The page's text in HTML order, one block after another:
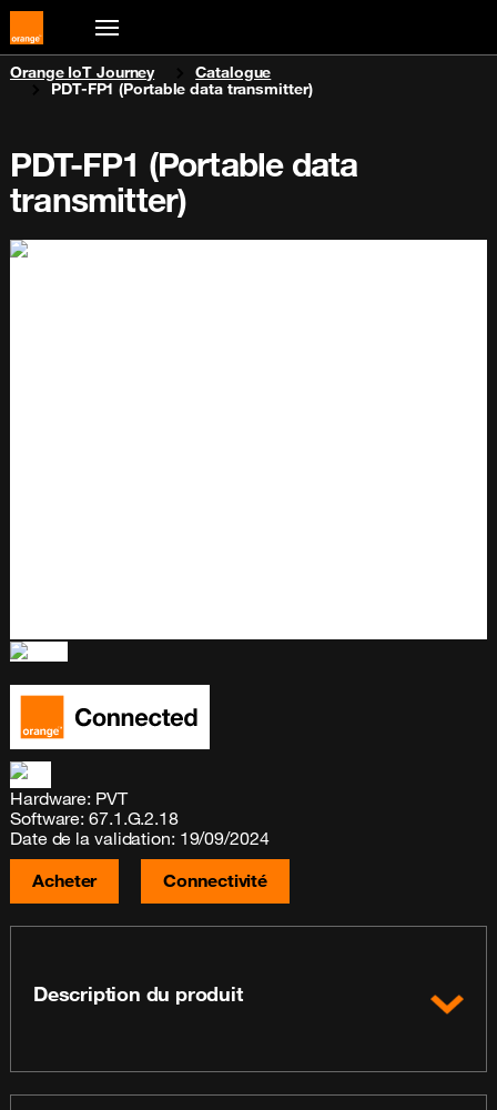
You are here:
Orange IoT Journey
Catalogue
PDT-FP1 (Portable data transmitter)
PDT-FP1 (Portable data
transmitter)
Hardware: PVT
Software: 67.1.G.2.18
Date de la validation: 19/09/2024
Acheter
Connectivité
Description du produit